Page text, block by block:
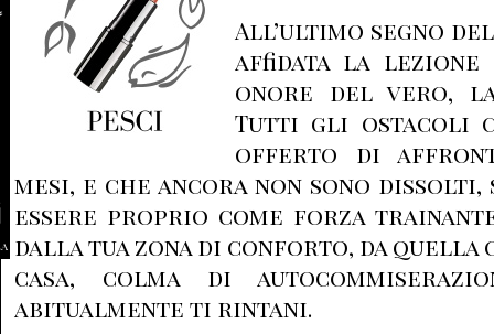
All’ultimo segno
affidata la lezione
onore del vero,
Tutti gli ostacoli
offerto di
mesi, e che ancora non sono
essere proprio come forza
dalla tua zona di conforto, da quella
casa, colma di
abitualmente ti rintani.